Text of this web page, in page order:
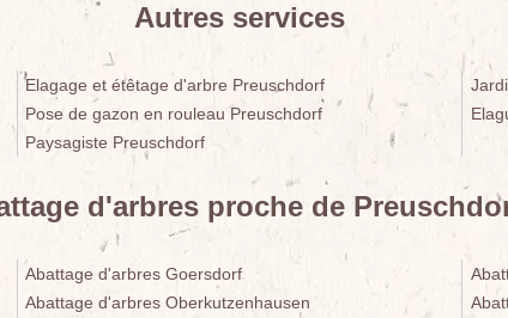
Autres services
Elagage et étêtage d'arbre Preuschdorf
Pose de gazon en rouleau Preuschdorf
Paysagiste Preuschdorf
d'arbres proche de
Abattage d'arbres Goersdorf
Abattage d'arbres Oberkutzenhausen